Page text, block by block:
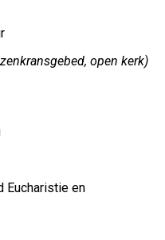
open kerk)
Eucharistie en